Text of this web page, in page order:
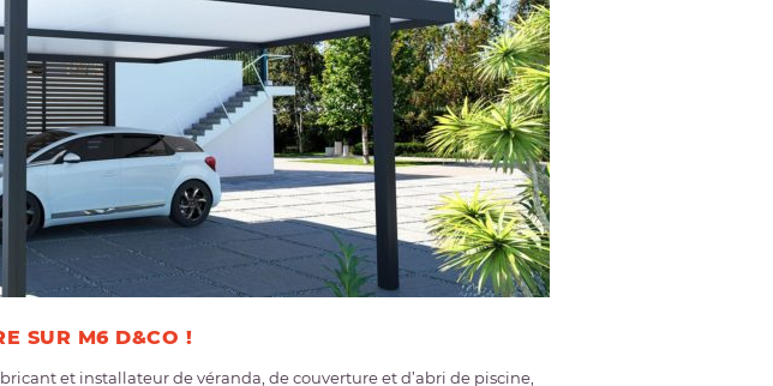
SUR M6 D&CO !
et installateur de véranda, de couverture et d’abri de piscine,